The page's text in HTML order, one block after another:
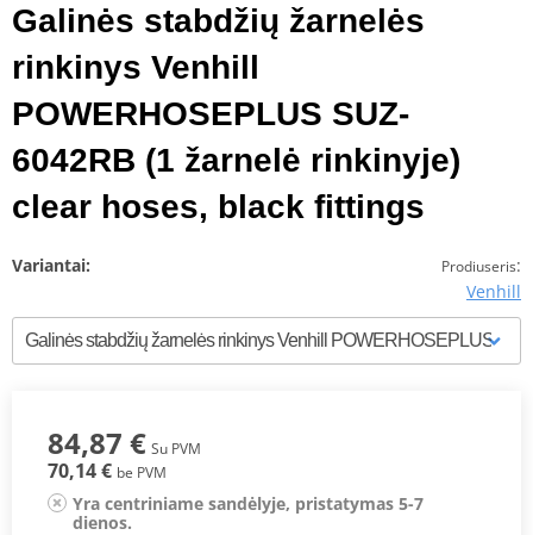
Galinės stabdžių žarnelės
rinkinys Venhill
POWERHOSEPLUS SUZ-
6042RB (1 žarnelė rinkinyje)
clear hoses, black fittings
Prodiuseris:
Venhill
Variantai:
84,87 € Su PVM
70,14 € be PVM
Yra centriniame sandėlyje, pristatymas 5-7
dienos.